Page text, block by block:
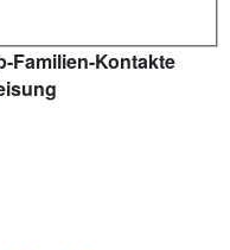
Familien-Kontakte